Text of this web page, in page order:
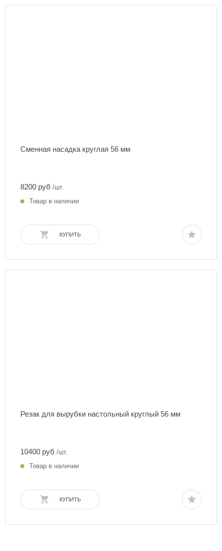
Сменная насадка круглая 56 мм
8200 руб /шт.
Товар в наличии
КУПИТЬ
Резак для вырубки настольный круглый 56 мм
10400 руб /шт.
Товар в наличии
КУПИТЬ